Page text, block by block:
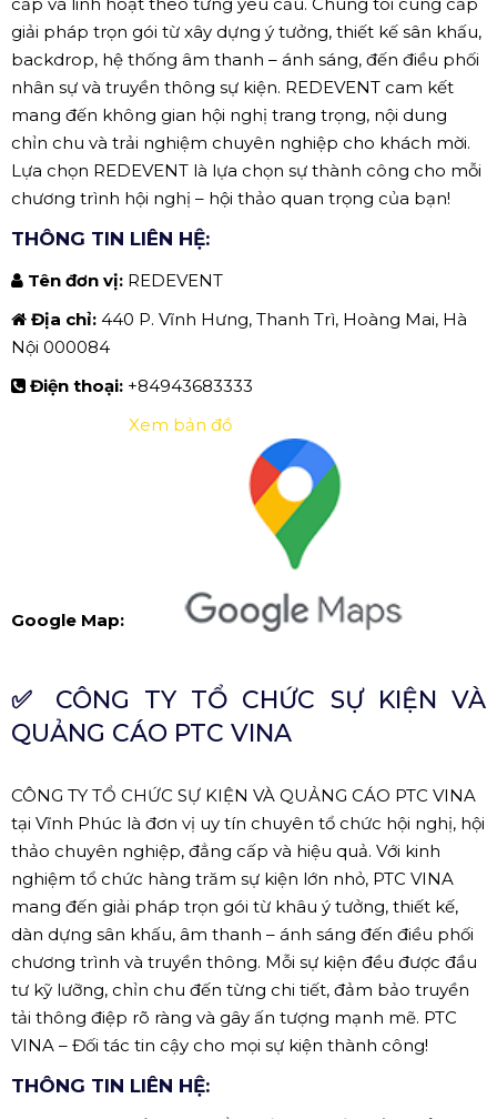
giải pháp trọn gói từ xây dựng ý tưởng, thiết kế sân khấu,
backdrop, hệ thống âm thanh – ánh sáng, đến điều phối
nhân sự và truyền thông sự kiện. REDEVENT cam kết
mang đến không gian hội nghị trang trọng, nội dung
chỉn chu và trải nghiệm chuyên nghiệp cho khách mời.
Lựa chọn REDEVENT là lựa chọn sự thành công cho mỗi
chương trình hội nghị – hội thảo quan trọng của bạn!
THÔNG TIN LIÊN HỆ:
Tên đơn vị: REDEVENT
Địa chỉ: 440 P. Vĩnh Hưng, Thanh Trì, Hoàng Mai, Hà
Nội 000084
Điện thoại: +84943683333
Google Map:
Xem bản đồ
✅ CÔNG TY TỔ CHỨC SỰ KIỆN VÀ
QUẢNG CÁO PTC VINA
CÔNG TY TỔ CHỨC SỰ KIỆN VÀ QUẢNG CÁO PTC VINA
tại Vĩnh Phúc là đơn vị uy tín chuyên tổ chức hội nghị, hội
thảo chuyên nghiệp, đẳng cấp và hiệu quả. Với kinh
nghiệm tổ chức hàng trăm sự kiện lớn nhỏ, PTC VINA
mang đến giải pháp trọn gói từ khâu ý tưởng, thiết kế,
dàn dựng sân khấu, âm thanh – ánh sáng đến điều phối
chương trình và truyền thông. Mỗi sự kiện đều được đầu
tư kỹ lưỡng, chỉn chu đến từng chi tiết, đảm bảo truyền
tải thông điệp rõ ràng và gây ấn tượng mạnh mẽ. PTC
VINA – Đối tác tin cậy cho mọi sự kiện thành công!
THÔNG TIN LIÊN HỆ: